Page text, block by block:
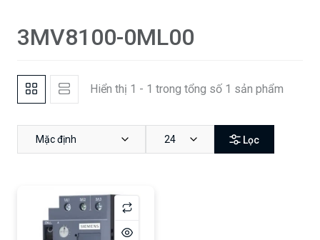
3MV8100-0ML00
Hiển thị 1 - 1 trong tổng số 1 sản phẩm
Mặc định 24 Lọc